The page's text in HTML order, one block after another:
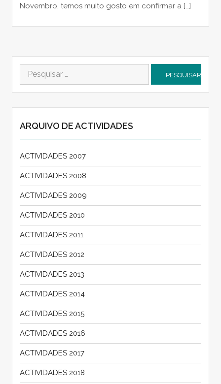
Novembro, temos muito gosto em confirmar a […]
Pesquisar
por:
ARQUIVO DE ACTIVIDADES
ACTIVIDADES 2007
ACTIVIDADES 2008
ACTIVIDADES 2009
ACTIVIDADES 2010
ACTIVIDADES 2011
ACTIVIDADES 2012
ACTIVIDADES 2013
ACTIVIDADES 2014
ACTIVIDADES 2015
ACTIVIDADES 2016
ACTIVIDADES 2017
ACTIVIDADES 2018